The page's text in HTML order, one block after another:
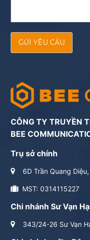
GỬI YÊU CẦU
CÔNG TY TRUYỀN
BEE
Trụ sở chính
6D Trần Quang
MST: 0314115227
Chi nhánh Sư Vạn
343/24-26 Sư Vạn